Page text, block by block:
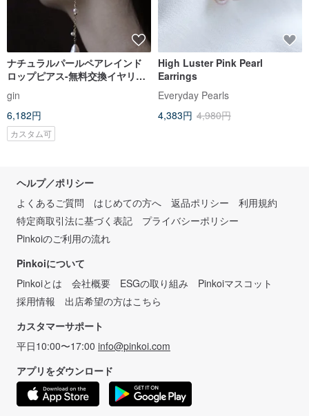
ナチュラルパールペアレインド
ロップピアス-無料交換イヤリン
グ
gin
6,182円
カスタム可
High Luster Pink Pearl
Earrings
Everyday Pearls
4,383円 4,980円
ヘルプ／ポリシー
よくあるご質問
はじめての方へ 返品ポリシー
利用規約
特定商取引法に基づく表記
プライバシーポリシー
Pinkoiのご利用の流れ
Pinkoiについて
Pinkoiとは
会社概要 ESGの取り組み
Pinkoiマスコット
採用情報
出店希望の方はこちら
カスタマーサポート
平日10:00〜17:00 info@pinkoi.com
アプリをダウンロード